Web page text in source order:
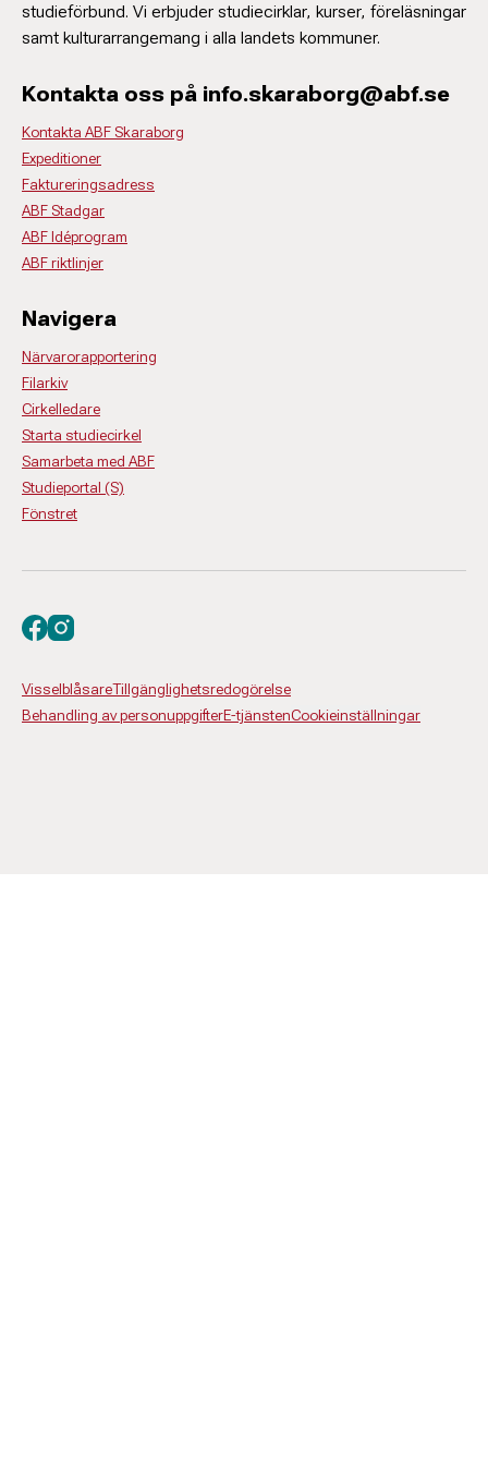
studieförbund. Vi erbjuder studiecirklar, kurser, föreläsningar
samt kulturarrangemang i alla landets kommuner.
Kontakta oss på info.skaraborg@abf.se
Kontakta ABF Skaraborg
Expeditioner
Faktureringsadress
ABF Stadgar
ABF Idéprogram
ABF riktlinjer
Navigera
Närvarorapportering
Filarkiv
Cirkelledare
Starta studiecirkel
Samarbeta med ABF
Studieportal (S)
Fönstret
VisselblåsareTillgänglighetsredogörelse
Behandling av personuppgifterE-tjänstenCookieinställningar
Besök oss på facebook
Besök oss på instagram